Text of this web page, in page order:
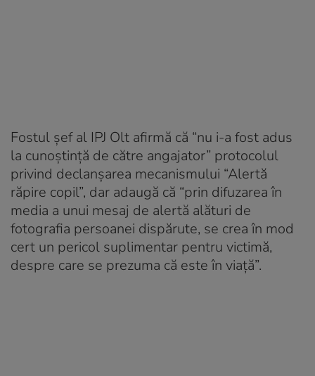
Fostul şef al IPJ Olt afirmă că “nu i-a fost adus
la cunoștință de către angajator” protocolul
privind declanșarea mecanismului “Alertă
răpire copil”, dar adaugă că “prin difuzarea în
media a unui mesaj de alertă alături de
fotografia persoanei dispărute, se crea în mod
cert un pericol suplimentar pentru victimă,
despre care se prezuma că este în viață”.